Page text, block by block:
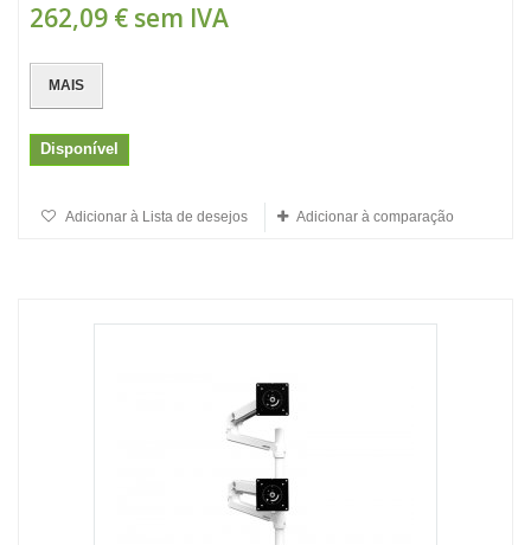
262,09 € sem IVA
MAIS
Disponível
Adicionar à Lista de desejos Adicionar à comparação